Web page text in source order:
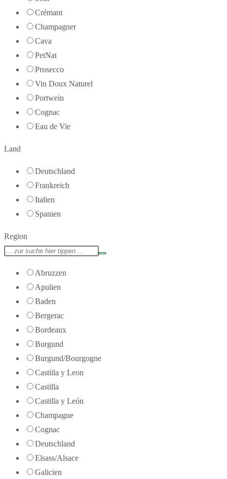
Crémant
Champagner
Cava
PetNat
Prosecco
Vin Doux Naturel
Portwein
Cognac
Eau de Vie
Land
Deutschland
Frankreich
Italien
Spanien
Region
Abruzzen
Apulien
Baden
Bergerac
Bordeaux
Burgund
Burgund/Bourgogne
Castiila y Leon
Castilla
Castilla y León
Champagne
Cognac
Deutschland
Elsass/Alsace
Galicien